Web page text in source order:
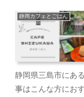
静岡カフェとごはん
静岡県三島市にある
事はこんな方にお